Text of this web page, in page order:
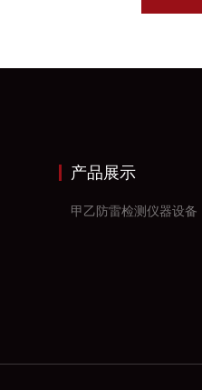
产品展示
甲乙防雷检测仪器设备